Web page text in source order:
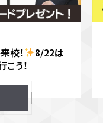
校！
8/22は
う！